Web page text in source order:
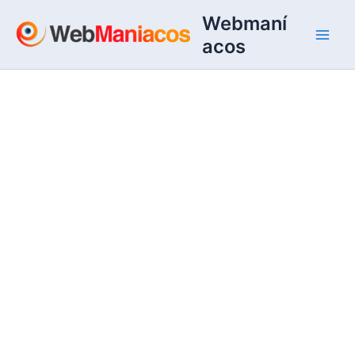
contenido
Webmaní
acos